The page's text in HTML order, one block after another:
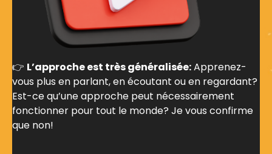
👉 L’approche est très généralisée:Apprenez-
vous plus en parlant, en écoutant ou en regardant?
Est-ce qu’une approche peut nécessairement
fonctionner pour tout le monde? Je vous confirme
que non!